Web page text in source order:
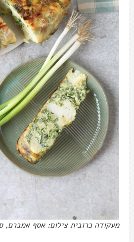
מעקודה כרובית צילום: אסף אמברם,